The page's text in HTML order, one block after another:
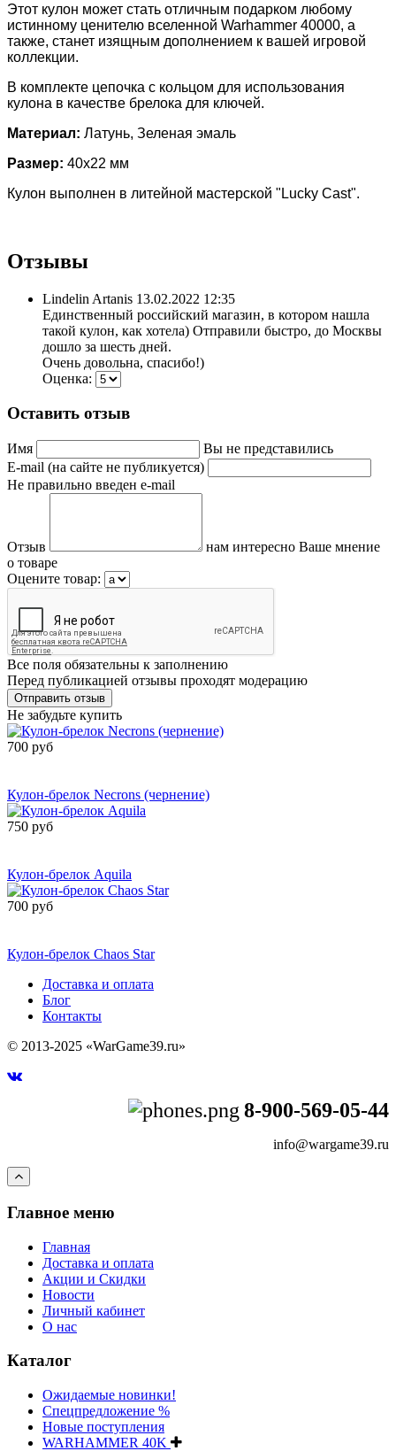
Этот кулон может стать отличным подарком любому
истинному ценителю вселенной Warhammer 40000, а
также, станет изящным дополнением к вашей игровой
коллекции.
В комплекте цепочка с кольцом для использования
кулона в качестве брелока для ключей.
Материал: Латунь, Зеленая эмаль
Размер: 40x22 мм
Кулон выполнен в литейной мастерской "Lucky Cast".
Отзывы
Lindelin Artanis 13.02.2022 12:35
Единственный российский магазин, в котором нашла
такой кулон, как хотела) Отправили быстро, до Москвы
дошло за шесть дней.
Очень довольна, спасибо!)
Оценка:
Оставить отзыв
Имя
Вы не представились
E-mail (на сайте не публикуется)
Не правильно введен e-mail
Отзыв
нам интересно Ваше мнение
о товаре
Оцените товар:
Все поля обязательны к заполнению
Перед публикацией отзывы проходят модерацию
Не забудьте купить
700 руб
Кулон-брелок Necrons (чернение)
750 руб
Кулон-брелок Aquila
700 руб
Кулон-брелок Chaos Star
Доставка и оплата
Блог
Контакты
© 2013-2025 «WarGame39.ru»
8-900-569-05-44
info@wargame39.ru
Главное меню
Главная
Доставка и оплата
Акции и Скидки
Новости
Личный кабинет
О нас
Каталог
Ожидаемые новинки!
Спецпредложение %
Новые поступления
WARHAMMER 40K